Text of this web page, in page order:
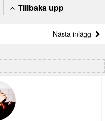
Tillbaka upp
Nästa inlägg